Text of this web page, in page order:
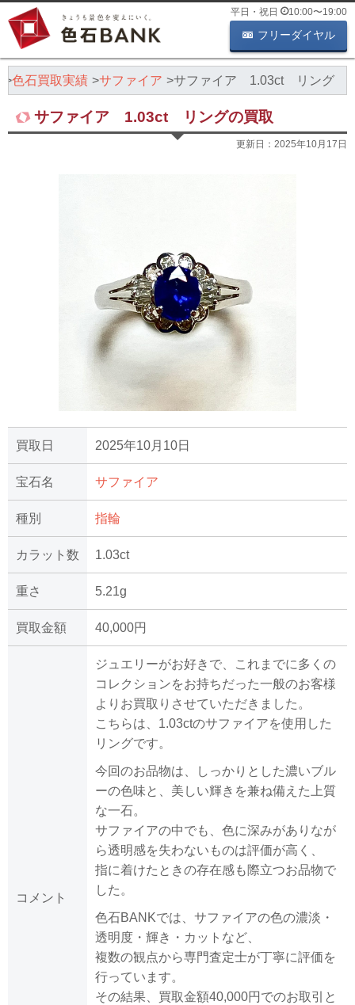
平日・祝日 10:00〜19:00
フリーダイヤル
色石買取実績 サファイア サファイア 1.03ct リング
サファイア 1.03ct リングの買取
更新日： 2025年10月17日
買取日 2025年10月10日
宝石名 サファイア
種別 指輪
カラット数 1.03ct
重さ 5.21g
買取金額 40,000円
コメント
ジュエリーがお好きで、これまでに多くの
コレクションをお持ちだった一般のお客様
よりお買取りさせていただきました。
こちらは、1.03ctのサファイアを使用した
リングです。
今回のお品物は、しっかりとした濃いブル
ーの色味と、美しい輝きを兼ね備えた上質
な一石。
サファイアの中でも、色に深みがありなが
ら透明感を失わないものは評価が高く、
指に着けたときの存在感も際立つお品物で
した。
色石BANKでは、サファイアの色の濃淡・
透明度・輝き・カットなど、
複数の観点から専門査定士が丁寧に評価を
行っています。
その結果、買取金額40,000円でのお取引と